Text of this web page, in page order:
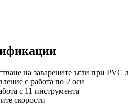
на заварените ъгли при PVC
с работа по 2 оси
с 11 инструмента
скорости